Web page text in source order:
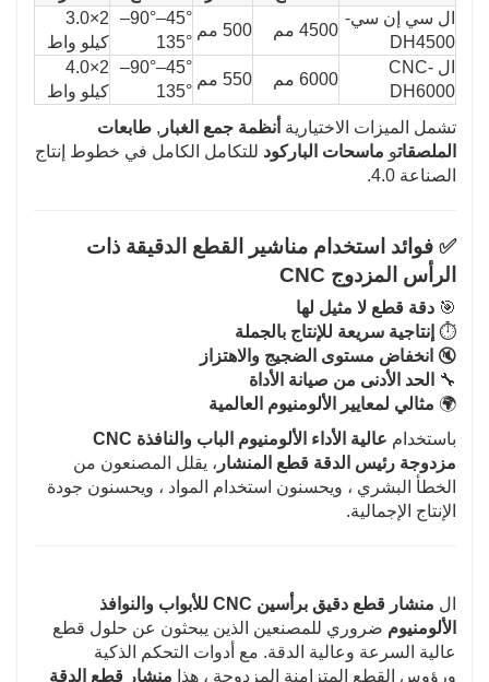
ال سي إن سي-
DH4500
4500 مم 500 مم
45°–90°–
135°
2×3.0
كيلو واط
ال CNC-
DH6000
6000 مم 550 مم
45°–90°–
135°
2×4.0
كيلو واط
تشمل الميزات الاختيارية أنظمة جمع الغبار , طابعات
الملصقاتو ماسحات الباركود للتكامل الكامل في خطوط إنتاج
الصناعة 4.0.
✅ فوائد استخدام مناشير القطع الدقيقة ذات
الرأس المزدوج CNC
🎯 دقة قطع لا مثيل لها
⏱️ إنتاجية سريعة للإنتاج بالجملة
🔇 انخفاض مستوى الضجيج والاهتزاز
🔧
الحد الأدنى من صيانة الأداة
🌍 مثالي لمعايير الألومنيوم العالمية
باستخدام
عالية الأداء الألومنيوم الباب والنافذة CNC
مزدوجة رئيس الدقة قطع المنشار ، يقلل المصنعون من
الخطأ البشري ، ويحسنون استخدام المواد ، ويحسنون جودة
الإنتاج الإجمالية.
ال
منشار قطع دقيق برأسين CNC للأبواب والنوافذ
الألومنيوم ضروري للمصنعين الذين يبحثون عن حلول قطع
عالية السرعة وعالية الدقة. مع أدوات التحكم الذكية
ورؤوس القطع المتزامنة المزدوجة ، هذا منشار قطع الدقة